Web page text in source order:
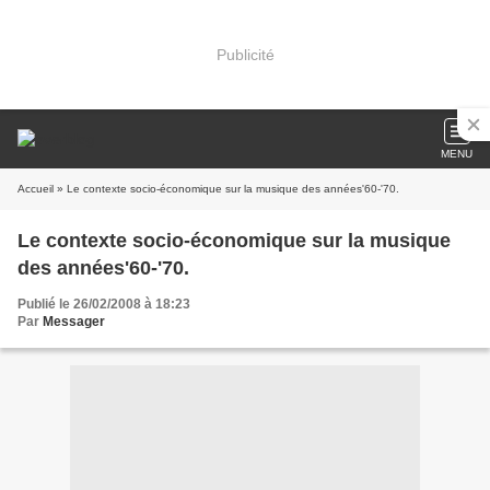
Publicité
MENU
Accueil » Le contexte socio-économique sur la musique des années'60-'70.
Le contexte socio-économique sur la musique
des années'60-'70.
Publié le 26/02/2008 à 18:23
Par Messager